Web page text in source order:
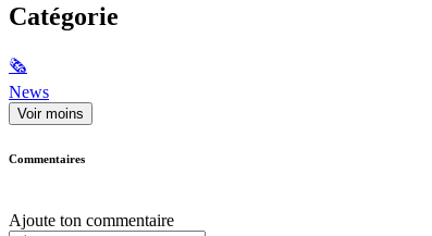
Catégorie
🗞
News
Voir moins
Commentaires
Ajoute ton commentaire